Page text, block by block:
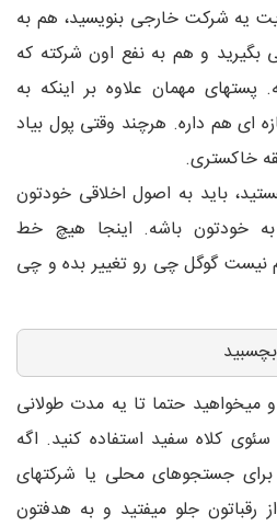
یه شرکت خارجی بنویسید، هم به
بگیرید و هم به نفع اون شرکته که
مهمان علاوه بر اینکه به
ای هم داره. هرچند وقتی پول بیاد
خاکستری.
باید به اصول اخلاقی خودتون
به خودتون باشه. اینجا هیچ خط
نیست گوگل چی رو تغییر بده و چی
میخواهید حتما تا یه مدت طولانی
کلاه سفید استفاده کنید. اگه
برای جستجوهای محلی یا شرکتهای
رقباتون جلو میفتید و به هدفتون